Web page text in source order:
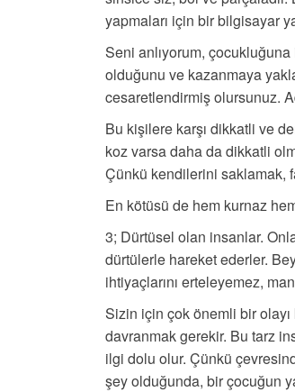
yapmaları için bir bilgisayar
Seni anlıyorum,
olduğunu ve kazanmaya
cesaretlendirmiş olursunuz.
Bu kişilere karşı dikkatli ve
koz varsa daha da dikkatli
Çünkü kendilerini saklamak,
En kötüsü de hem kurnaz
3; Dürtüsel olan insanlar.
dürtülerle hareket ederler.
ihtiyaçlarını erteleyemez,
Sizin için çok önemli bir
davranmak gerekir. Bu tarz
ilgi dolu olur. Çünkü
şey olduğunda, bir çocuğun